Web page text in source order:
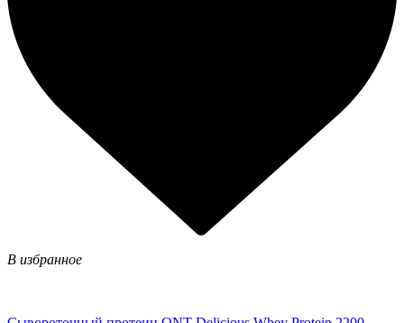
В избранное